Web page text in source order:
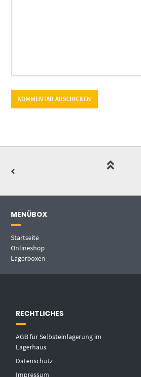
MENÜBOX
Startseite
Onlineshop
Lagerboxen
RECHTLICHES
AGB für Selbsteinlagerung im
Lagerhaus
Datenschutz
Impressum